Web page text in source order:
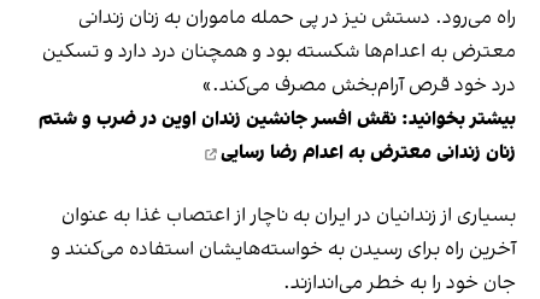
راه می‌رود. دستش نیز در پی حمله ماموران به زنان زندانی
معترض به اعدام‌ها شکسته بود و همچنان درد دارد و تسکین
درد خود قرص آرام‌بخش مصرف می‌کند.»
بیشتر بخوانید: نقش افسر جانشین زندان اوین در ضرب‌ و شتم
زنان زندانی معترض به اعدام رضا رسایی
بسیاری از زندانیان در ایران به ناچار از اعتصاب غذا به‌ عنوان
آخرین راه برای رسیدن به خواسته‌هایشان استفاده می‌کنند و
جان خود را به خطر می‌اندازند.